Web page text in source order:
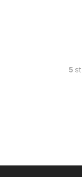
hygiënische
5